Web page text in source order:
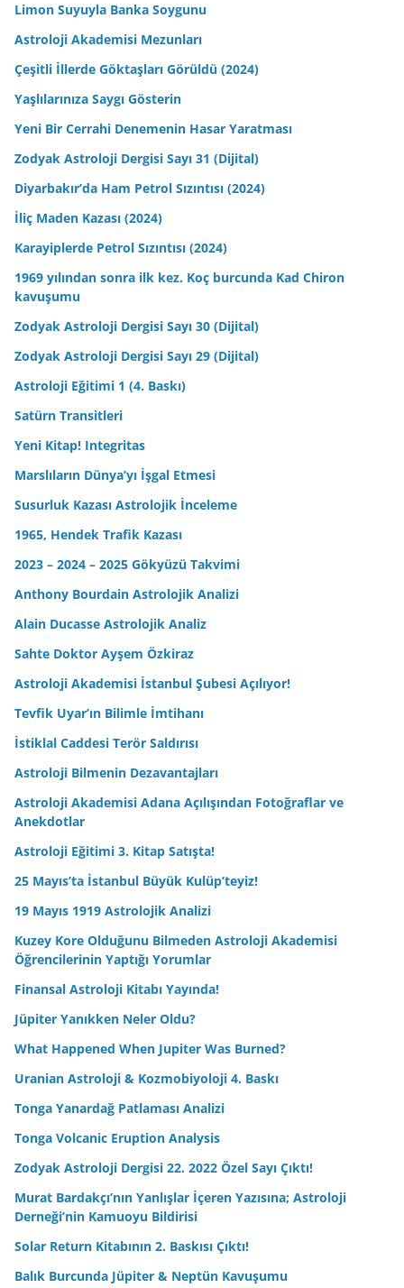
Limon Suyuyla Banka Soygunu
Astroloji Akademisi Mezunları
Çeşitli İllerde Göktaşları Görüldü (2024)
Yaşlılarınıza Saygı Gösterin
Yeni Bir Cerrahi Denemenin Hasar Yaratması
Zodyak Astroloji Dergisi Sayı 31 (Dijital)
Diyarbakır’da Ham Petrol Sızıntısı (2024)
İliç Maden Kazası (2024)
Karayiplerde Petrol Sızıntısı (2024)
1969 yılından sonra ilk kez. Koç burcunda Kad Chiron
kavuşumu
Zodyak Astroloji Dergisi Sayı 30 (Dijital)
Zodyak Astroloji Dergisi Sayı 29 (Dijital)
Astroloji Eğitimi 1 (4. Baskı)
Satürn Transitleri
Yeni Kitap! Integritas
Marslıların Dünya’yı İşgal Etmesi
Susurluk Kazası Astrolojik İnceleme
1965, Hendek Trafik Kazası
2023 – 2024 – 2025 Gökyüzü Takvimi
Anthony Bourdain Astrolojik Analizi
Alain Ducasse Astrolojik Analiz
Sahte Doktor Ayşem Özkiraz
Astroloji Akademisi İstanbul Şubesi Açılıyor!
Tevfik Uyar’ın Bilimle İmtihanı
İstiklal Caddesi Terör Saldırısı
Astroloji Bilmenin Dezavantajları
Astroloji Akademisi Adana Açılışından Fotoğraflar ve
Anekdotlar
Astroloji Eğitimi 3. Kitap Satışta!
25 Mayıs’ta İstanbul Büyük Kulüp’teyiz!
19 Mayıs 1919 Astrolojik Analizi
Kuzey Kore Olduğunu Bilmeden Astroloji Akademisi
Öğrencilerinin Yaptığı Yorumlar
Finansal Astroloji Kitabı Yayında!
Jüpiter Yanıkken Neler Oldu?
What Happened When Jupiter Was Burned?
Uranian Astroloji & Kozmobiyoloji 4. Baskı
Tonga Yanardağ Patlaması Analizi
Tonga Volcanic Eruption Analysis
Zodyak Astroloji Dergisi 22. 2022 Özel Sayı Çıktı!
Murat Bardakçı’nın Yanlışlar İçeren Yazısına; Astroloji
Derneği’nin Kamuoyu Bildirisi
Solar Return Kitabının 2. Baskısı Çıktı!
Balık Burcunda Jüpiter & Neptün Kavuşumu